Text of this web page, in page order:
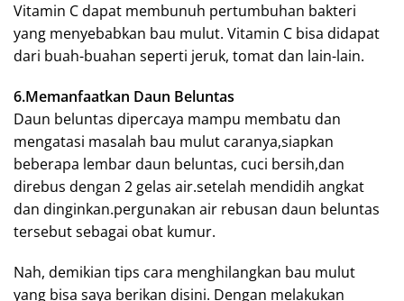
Vitamin C dapat membunuh pertumbuhan bakteri
yang menyebabkan bau mulut. Vitamin C bisa didapat
dari buah-buahan seperti jeruk, tomat dan lain-lain.
6.Memanfaatkan Daun Beluntas
Daun beluntas dipercaya mampu membatu dan
mengatasi masalah bau mulut caranya,siapkan
beberapa lembar daun beluntas, cuci bersih,dan
direbus dengan 2 gelas air.setelah mendidih angkat
dan dinginkan.pergunakan air rebusan daun beluntas
tersebut sebagai obat kumur.
Nah, demikian tips cara menghilangkan bau mulut
yang bisa saya berikan disini. Dengan melakukan